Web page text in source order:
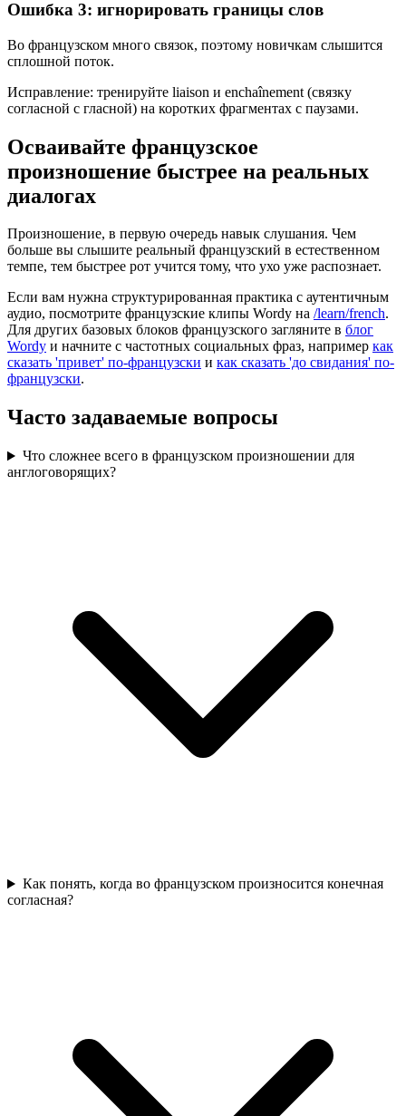
Ошибка 3: игнорировать границы слов
Во французском много связок, поэтому новичкам слышится
сплошной поток.
Исправление: тренируйте liaison и enchaînement (связку
согласной с гласной) на коротких фрагментах с паузами.
Осваивайте французское
произношение быстрее на реальных
диалогах
Произношение, в первую очередь навык слушания. Чем
больше вы слышите реальный французский в естественном
темпе, тем быстрее рот учится тому, что ухо уже распознает.
Если вам нужна структурированная практика с аутентичным
аудио, посмотрите французские клипы Wordy на /learn/french.
Для других базовых блоков французского загляните в блог
Wordy и начните с частотных социальных фраз, например как
сказать 'привет' по-французски и как сказать 'до свидания' по-
французски.
Часто задаваемые вопросы
Что сложнее всего в французском произношении для
англоговорящих?
Как понять, когда во французском произносится конечная
согласная?